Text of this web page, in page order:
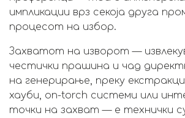
импликации врз секоја друга
процесот на избор.
Захватот на изворот —
честички прашина и чад
на генерирање, преку
хауби, on-torch системи или
точки на захват — е технички